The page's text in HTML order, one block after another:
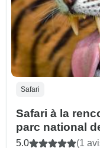
Safari
Safari à la
parc national
Delhi
5.0 (1